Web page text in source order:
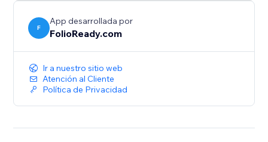
F
App desarrollada por
FolioReady.com
Ir a nuestro sitio web
Atención al Cliente
Política de Privacidad